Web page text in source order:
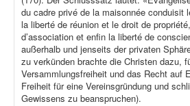
du cadre privé de la maisonnée conduisit
la liberté de réunion et le droit de
d’association et enfin la liberté de
außerhalb und jenseits der privaten
zu verkünden brachte die Christen dazu,
Versammlungsfreiheit und das Recht auf
Freiheit für eine Vereinsgründung und
Gewissens zu beanspruchen).